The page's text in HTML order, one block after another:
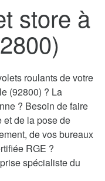
store à
roulants de votre
(92800) ? La
? Besoin de faire
et de la pose de
de vos bureaux
RGE ?
spécialiste du